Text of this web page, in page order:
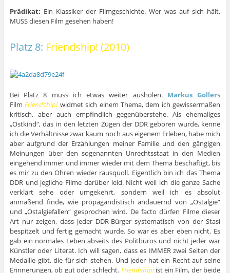
Prädikat: Ein Klassiker der Filmgeschichte. Wer was auf sich hält,
MUSS diesen Film gesehen haben!
Platz 8: Friendship! (2010)
Bei Platz 8 muss ich etwas weiter ausholen. Markus Gollers
FilmFriendship!widmet sich einem Thema, dem ich gewissermaßen
kritisch, aber auch empfindlich gegenüberstehe. Als ehemaliges
„Ostkind“, das in den letzten Zügen der DDR geboren wurde, kenne
ich die Verhältnisse zwar kaum noch aus eigenem Erleben, habe mich
aber aufgrund der Erzählungen meiner Familie und den gängigen
Meinungen über den sogenannten Unrechtsstaat in den Medien
eingehend immer und immer wieder mit dem Thema beschäftigt, bis
es mir zu den Ohren wieder rausquoll. Eigentlich bin ich das Thema
DDR und jegliche Filme darüber leid. Nicht weil ich die ganze Sache
verklärt sehe oder umgekehrt, sondern weil ich es absolut
anmaßend finde, wie propagandistisch andauernd von „Ostalgie“
und „Ostalgiefallen“ gesprochen wird. De facto dürfen Filme dieser
Art nur zeigen, dass jeder DDR-Bürger systematisch von der Stasi
bespitzelt und fertig gemacht wurde. So war es aber eben nicht. Es
gab ein normales Leben abseits des Politbüros und nicht jeder war
Künstler oder Literat. Ich will sagen, dass es IMMER zwei Seiten der
Medaille gibt, die für sich stehen. Und jeder hat ein Recht auf seine
Erinnerungen, ob gut oder schlecht. Friendship!ist ein Film, der beide